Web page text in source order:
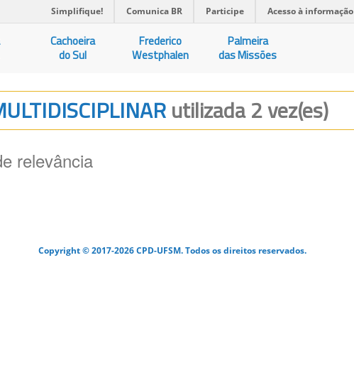
Simplifique! Comunica BR Participe Acesso à informação
Cachoeira
do Sul
Frederico
Westphalen
Palmeira
das Missões
utilizada 2 vez(es)
relevância
Copyright © 2017-2026 CPD-UFSM. Todos os direitos reservados.